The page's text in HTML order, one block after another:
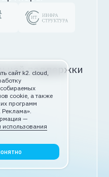
сайт k2. cloud,
cookie, а также
программ
—
использования